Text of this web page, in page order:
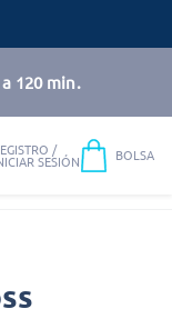
120 min.
/
SESIÓN BOLSA